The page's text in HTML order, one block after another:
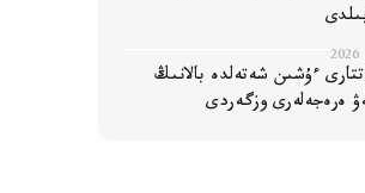
ءۇشىن شەتەلدە بالانىڭ
ەرەجەلەرى وزگەردى